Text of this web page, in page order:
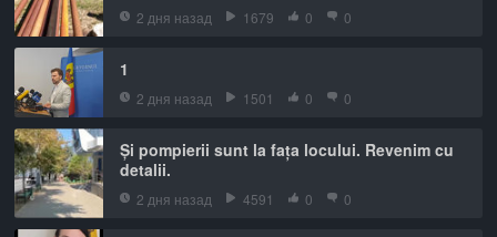
2 дня назад 1679 0 0
1
2 дня назад 1501 0 0
Și pompierii sunt la fața locului. Revenim cu
detalii.
2 дня назад 4591 0 0